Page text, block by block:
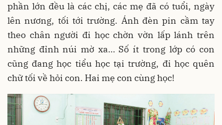
phần lớn đều là các chị, các mẹ đã có tuổi, ngày
lên nương, tối tới trường. Ánh đèn pin cầm tay
theo chân người đi học chờn vờn lấp lánh trên
những đỉnh núi mờ xa… Số ít trong lớp có con
cũng đang học tiểu học tại trường, đi học quên
chữ tối về hỏi con. Hai mẹ con cùng học!